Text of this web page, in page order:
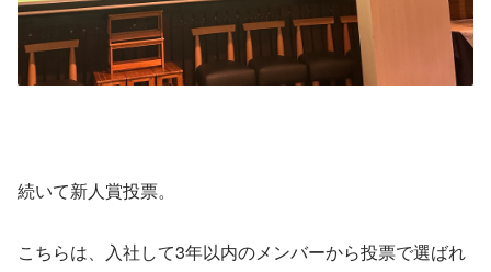
続いて新人賞投票。
こちらは、入社して3年以内のメンバーから投票で選ばれ